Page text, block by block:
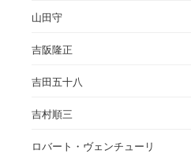
山田守
吉阪隆正
吉田五十八
吉村順三
ロバート・ヴェンチューリ